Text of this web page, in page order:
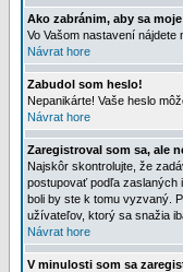
Ako zabránim, aby sa
Vo Vašom nastavení nájdete
Návrat hore
Zabudol som heslo!
Nepanikárte! Vaše heslo
Návrat hore
Zaregistroval som sa, ale
Najskôr skontrolujte, že
postupovať podľa zaslaných
boli by ste k tomu vyzvaný.
užívateľov, ktorý sa snažia
Návrat hore
V minulosti som sa